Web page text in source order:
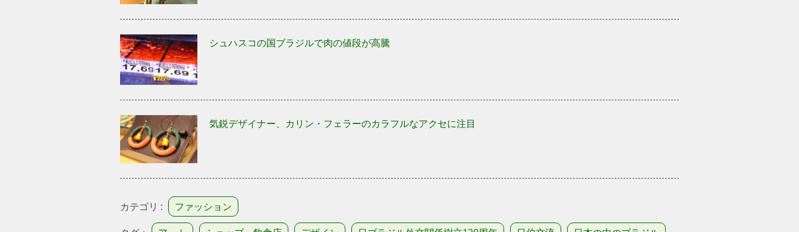
シュハスコの国ブラジルで肉の値段が高騰
気鋭デザイナー、カリン・フェラーのカラフルなアクセに注目
カテゴリ : ファッション